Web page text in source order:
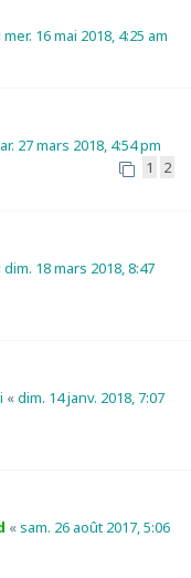
mer. 16 mai 2018, 4:25 am
27 mars 2018, 4:54 pm
1 2
dim. 18 mars 2018, 8:47
«dim. 14 janv. 2018, 7:07
«sam. 26 août 2017, 5:06